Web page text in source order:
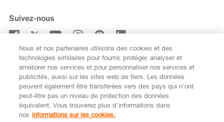
Code de conduite et signalement
Suivez-nous
S’abonner à la newsletter
FR
Nous et nos partenaires utilisons des cookies et des
technologies similaires pour fournir, protéger, analyser et
améliorer nos services et pour personnaliser nos services et
publicités, aussi sur les sites web de tiers. Les données
peuvent également être transférées vers des pays qui n'ont
peut-être pas un niveau de protection des données
équivalent. Vous trouverez plus d'informations dans
nos informations sur les cookies.